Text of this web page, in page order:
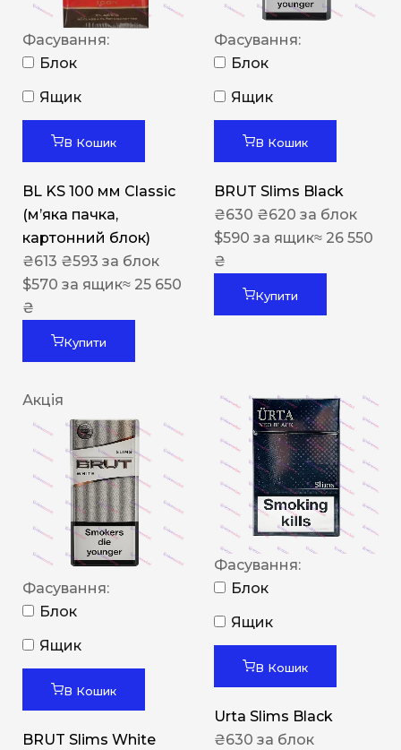
Фасування:
Блок
Ящик
В Кошик
BL KS 100 мм Classic
(м’яка пачка,
картонний блок)
₴613 ₴593 за блок
$570 за ящик≈ 25 650
₴
Купити
Фасування:
Блок
Ящик
В Кошик
BRUT Slims Black
₴630 ₴620 за блок
$590 за ящик≈ 26 550
₴
Купити
Акція
Фасування:
Блок
Ящик
В Кошик
BRUT Slims White
Фасування:
Блок
Ящик
В Кошик
Urta Slims Black
₴630 за блок